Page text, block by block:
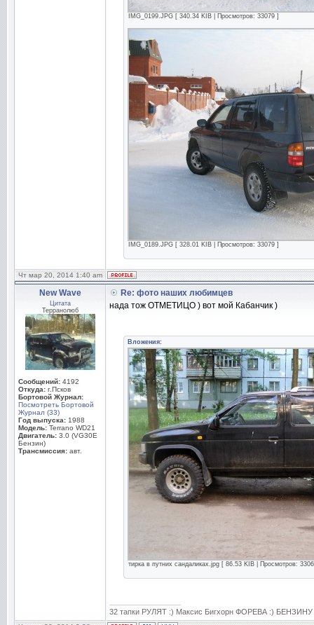
IMG_0199.JPG [ 340.34 KIB | Просмотров: 33079 ]
IMG_0189.JPG [ 328.01 KIB | Просмотров: 33079 ]
Чт мар 20, 2014 1:40 am
New Wave
Цитата
Терранолюб
Сообщений: 4192
Откуда: г.Псков
Бортовой Журнал:
Посмотреть Бортовой
Журнал (33)
Год выпуска: 1988
Модель: Terrano WD21
Двигатель: 3.0 (VG30E
Бензин)
Трансмиссия: авт.
Re: фото наших любимцев
нада тож ОТМЕТИЦО ) вот мой Кабанчик )
Вложения:
тирка в путних сандаликах.jpg [ 86.53 KIB | Просмотров:
32 тапки РУЛЯТ :) Максис Бигхорн ФОРЕВА :)